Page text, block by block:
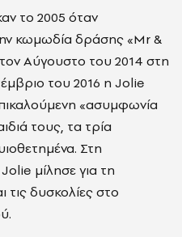
το 2005 όταν
κωμωδία δράσης «Mr &
Αύγουστο του 2014 στη
του 2016 η Jolie
«ασυμφωνία
τους, τα τρία
Στη
μίλησε για τη
τις δυσκολίες στο